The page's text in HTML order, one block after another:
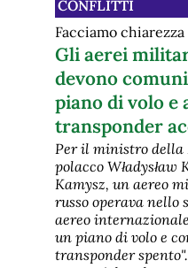
CONFLITTI
Facciamo chiarezza
Gli aerei
devono
piano di volo e
transponder
Per il ministro della
polacco Władysław
Kamysz, un aereo
russo operava nello
aereo
un piano di volo e
transponder